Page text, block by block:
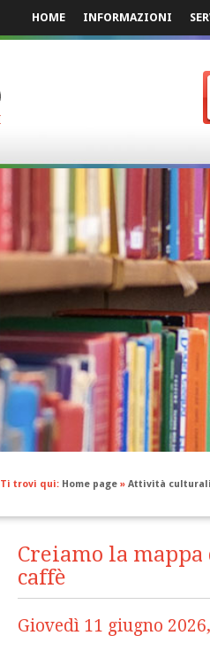
HOME INFORMAZIONI
Ti trovi qui: Home page » Attività
Creiamo la
caffè
Giovedì 11 giugno